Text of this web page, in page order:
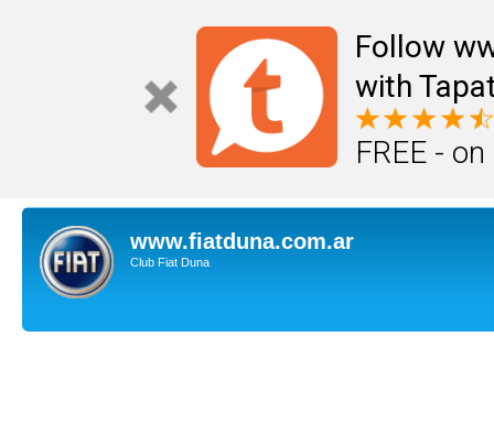
Follow
with
FREE -
www.fiatduna.com.ar
Club Fiat Duna